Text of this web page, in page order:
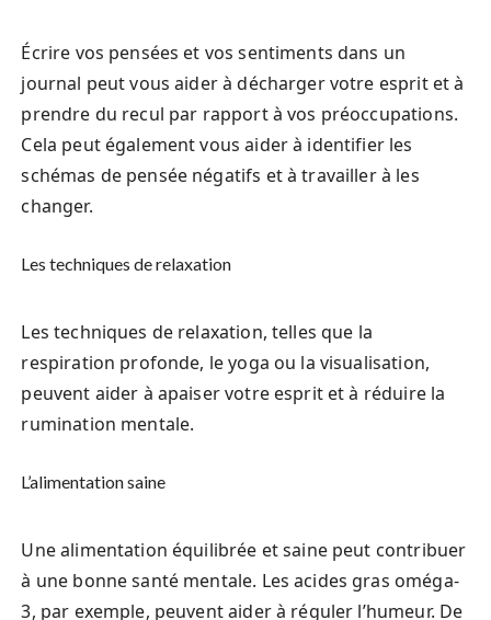
Écrire vos pensées et vos sentiments dans un
journal peut vous aider à décharger votre esprit et à
prendre du recul par rapport à vos préoccupations.
Cela peut également vous aider à identifier les
schémas de pensée négatifs et à travailler à les
changer.
Les techniques de relaxation
Les techniques de relaxation, telles que la
respiration profonde, le yoga ou la visualisation,
peuvent aider à apaiser votre esprit et à réduire la
rumination mentale.
L’alimentation saine
Une alimentation équilibrée et saine peut contribuer
à une bonne santé mentale. Les acides gras oméga-
3, par exemple, peuvent aider à réguler l’humeur. De